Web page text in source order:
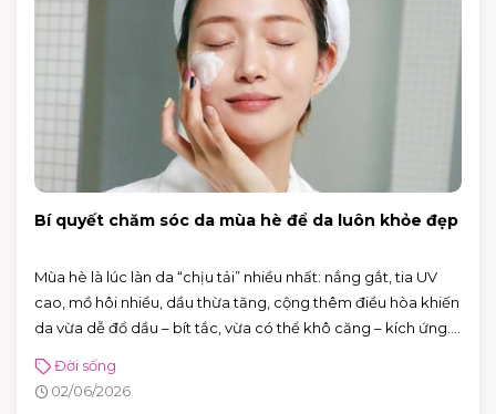
Bí quyết chăm sóc da mùa hè để da luôn khỏe đẹp
Mùa hè là lúc làn da “chịu tải” nhiều nhất: nắng gắt, tia UV
cao, mồ hôi nhiều, dầu thừa tăng, cộng thêm điều hòa khiến
da vừa dễ đổ dầu – bít tắc, vừa có thể khô căng – kích ứng.
đúng vài nguyên tắc: làm sạch vừa đủ, dưỡng ẩm nhẹ,
chống nắng đúng cách và xử lý mồ hôi thông minh, da sẽ dễ
Đời sống
02/06/2026